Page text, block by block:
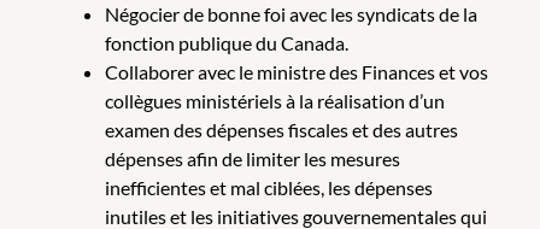
Négocier de bonne foi avec les syndicats de la
fonction publique du Canada.
Collaborer avec le ministre des Finances et vos
collègues ministériels à la réalisation d’un
examen des dépenses fiscales et des autres
dépenses afin de limiter les mesures
inefficientes et mal ciblées, les dépenses
inutiles et les initiatives gouvernementales qui